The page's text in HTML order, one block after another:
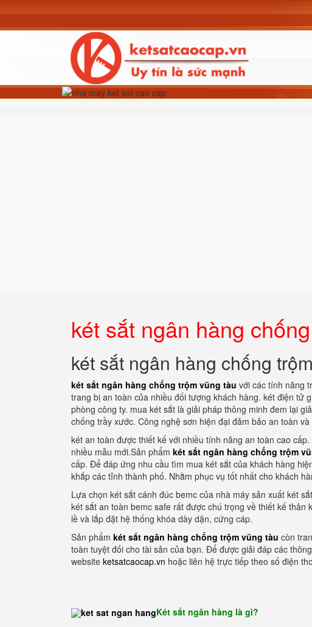
két sắt ngân hàng
két sắt ngân hàng chống
két sắt ngân hàng chống trộm vũng tàu với các tính năng
trang bị an toàn của nhiều đối tượng khách hàng. két điện tử
phòng công ty. mua két sắt là giải pháp thông minh đem lại
chống trầy xước. Công nghệ sơn hiện đại đảm bảo an toàn và
két an toàn được thiết kế với nhiều tính năng an toàn cao
nhiều mẫu mới.Sản phẩm két sắt ngân hàng chống trộm
cấp. Để đáp ứng nhu cầu tìm mua két sắt của khách hàng
khắp các tỉnh thành phố. Nhằm phục vụ tốt nhất cho khách
Lựa chọn két sắt cánh đúc bemc của nhà máy sản xuất két
két sắt an toàn bemc safe rất được chú trọng về thiết kế
lề và lắp đặt hệ thống khóa dày dặn, cứng cáp.
Sản phẩm két sắt ngân hàng chống trộm vũng tàu còn
toàn tuyệt đối cho tài sản của bạn. Để được giải đáp các
website ketsatcaocap.vn hoặc liên hệ trực tiếp theo số điện
Két sắt ngân hàng là gì?